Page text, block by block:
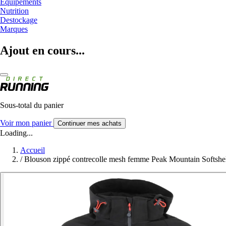
Equipements
Nutrition
Destockage
Marques
Ajout en cours...
Sous-total du panier
Voir mon panier Continuer mes achats
Loading...
Accueil
/ Blouson zippé contrecolle mesh femme Peak Mountain